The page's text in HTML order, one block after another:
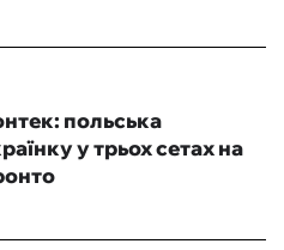
польська
у трьох сетах на